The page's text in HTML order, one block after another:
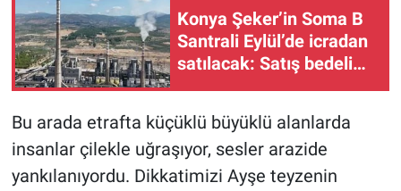
Konya Şeker’in Soma B
Santrali Eylül’de icradan
satılacak: Satış bedeli
borcu kapatmaya
Bu arada etrafta küçüklü büyüklü alanlarda
insanlar çilekle uğraşıyor, sesler arazide
yankılanıyordu. Dikkatimizi Ayşe teyzenin